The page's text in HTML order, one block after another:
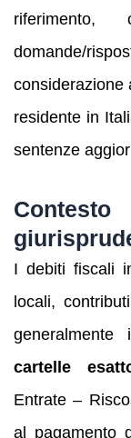
domande/
considerazione
residente in
sentenze
I debiti fiscali
locali,
cartelle
Entrate –
al pagamento